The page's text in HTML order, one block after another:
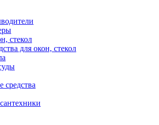
стекол
для окон, стекол